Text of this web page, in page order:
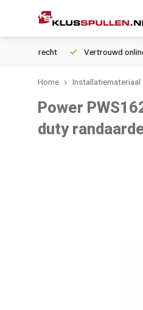
Vertrouwd online
Home Installatiemateriaal
Power
duty